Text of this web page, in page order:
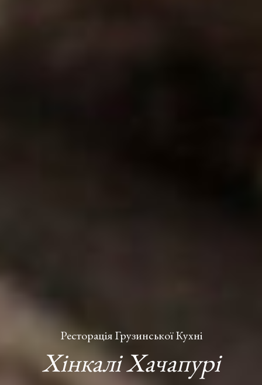
Ресторація Грузинської Кухні
Хінкалі Хачапурі